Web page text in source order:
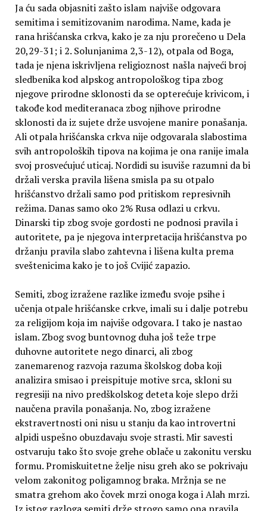
Ja ću sada objasniti zašto islam najviše odgovara
semitima i semitizovanim narodima. Name, kada je
rana hrišćanska crkva, kako je za nju prorečeno u Dela
20,29-31; i 2. Solunjanima 2,3-12), otpala od Boga,
tada je njena iskrivljena religioznost našla najveći broj
sledbenika kod alpskog antropološkog tipa zbog
njegove prirodne sklonosti da se opterećuje krivicom, i
takođe kod mediteranaca zbog njihove prirodne
sklonosti da iz sujete drže usvojene manire ponašanja.
Ali otpala hrišćanska crkva nije odgovarala slabostima
svih antropoloških tipova na kojima je ona ranije imala
svoj prosvećujuć uticaj. Nordidi su isuviše razumni da bi
držali verska pravila lišena smisla pa su otpalo
hrišćanstvo držali samo pod pritiskom represivnih
režima. Danas samo oko 2% Rusa odlazi u crkvu.
Dinarski tip zbog svoje gordosti ne podnosi pravila i
autoritete, pa je njegova interpretacija hrišćanstva po
držanju pravila slabo zahtevna i lišena kulta prema
sveštenicima kako je to još Cvijić zapazio.
Semiti, zbog izražene razlike između svoje psihe i
učenja otpale hrišćanske crkve, imali su i dalje potrebu
za religijom koja im najviše odgovara. I tako je nastao
islam. Zbog svog buntovnog duha još teže trpe
duhovne autoritete nego dinarci, ali zbog
zanemarenog razvoja razuma školskog doba koji
analizira smisao i preispituje motive srca, skloni su
regresiji na nivo predškolskog deteta koje slepo drži
naučena pravila ponašanja. No, zbog izražene
ekstravertnosti oni nisu u stanju da kao introvertni
alpidi uspešno obuzdavaju svoje strasti. Mir savesti
ostvaruju tako što svoje grehe oblače u zakonitu versku
formu. Promiskuitetne želje nisu greh ako se pokrivaju
velom zakonitog poligamnog braka. Mržnja se ne
smatra grehom ako čovek mrzi onoga koga i Alah mrzi.